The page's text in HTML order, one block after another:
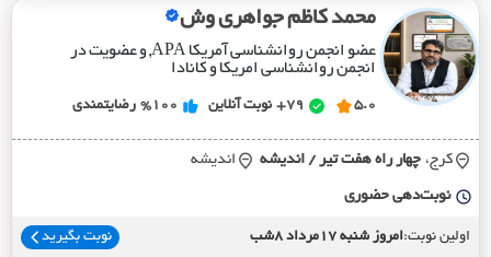
محمد کاظم جواهری وش
عضو انجمن روانشناسی آمریکا APA, و عضویت در
انجمن روانشناسی امریکا و کانادا
5.0
79+ نوبت آنلاین %100 رضایتمندی
کرج، چهار راه هفت تير / انديشه اندیشه
نوبت‌دهی حضوری
اولین نوبت:امروز شنبه 17مرداد 8شب نوبت بگیرید